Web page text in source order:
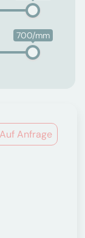
700/mm
Auf Anfrage